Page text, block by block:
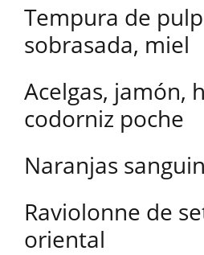
Tempura de
sobrasada, miel
Acelgas, jamón,
codorniz poche
Naranjas
Raviolonne de
oriental